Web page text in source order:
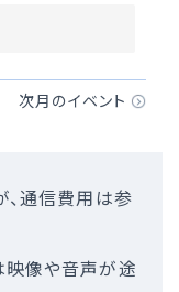
通信費用は参
像や音声が途